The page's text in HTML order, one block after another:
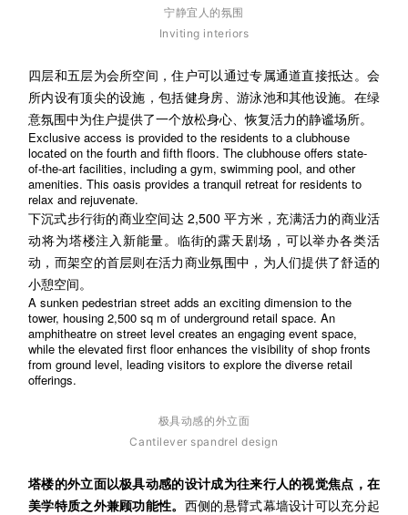
宁静宜人的氛围
Inviting interiors
四层和五层为会所空间，住户可以通过专属通道直接抵达。会
所内设有顶尖的设施，包括健身房、游泳池和其他设施。在绿
意氛围中为住户提供了一个放松身心、恢复活力的静谧场所。
Exclusive access is provided to the residents to a clubhouse
located on the fourth and fifth floors. The clubhouse offers state-
of-the-art facilities, including a gym, swimming pool, and other
amenities. This oasis provides a tranquil retreat for residents to
relax and rejuvenate.
下沉式步行街的商业空间达 2,500 平方米，充满活力的商业活
动将为塔楼注入新能量。临街的露天剧场，可以举办各类活
动，而架空的首层则在活力商业氛围中，为人们提供了舒适的
小憩空间。
A sunken pedestrian street adds an exciting dimension to the
tower, housing 2,500 sq m of underground retail space. An
amphitheatre on street level creates an engaging event space,
while the elevated first floor enhances the visibility of shop fronts
from ground level, leading visitors to explore the diverse retail
offerings.
极具动感的外立面
Cantilever spandrel design
塔楼的外立面以极具动感的设计成为往来行人的视觉焦点，在
美学特质之外兼顾功能性。 西侧的悬臂式幕墙设计可以充分起